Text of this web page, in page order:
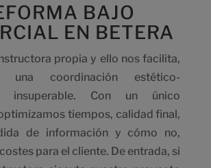
BAJO
EN BETERA
propia y ello nos facilita,
coordinación estético-
insuperable. Con un único
tiempos, calidad final,
de información y cómo no,
para el cliente. De entrada, si